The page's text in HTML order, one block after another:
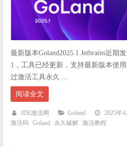
最新版本Goland2025.1 Jetbrains近期
1，工具已经更新，支持最新版本使
过激活工具永久 ...
阅读全文
IDE激活网 Goland 2025年4
激活码 Goland 永久破解 激活教程